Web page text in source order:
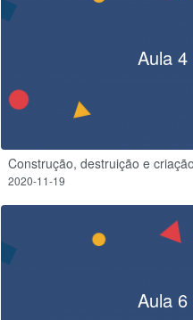
Aula 4
Construção, destruição e
2020-11-19
Aula 6